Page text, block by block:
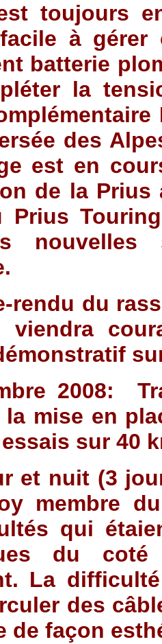
toujours
à gérer
batterie
la
des
est en
de la Prius
Prius
rendu du
viendra
2008:
la mise en
sur 40
et nuit (3
membre
qui
du
La
des
de façon